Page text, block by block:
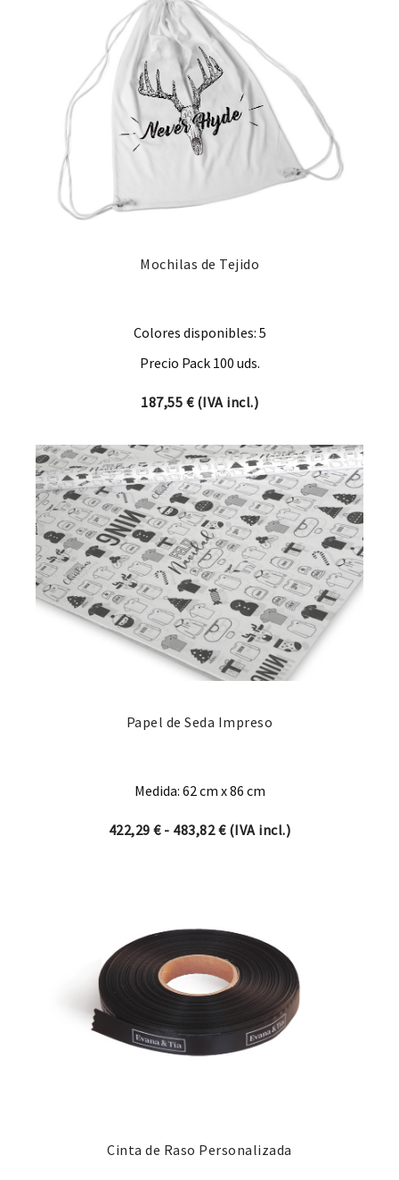
Mochilas de Tejido
Colores disponibles: 5
Precio Pack 100 uds.
187,55 €(IVA incl.)
Papel de Seda Impreso
Medida: 62 cm x 86 cm
422,29€ - 483,82€Rango de precios: desde
(IVA incl.)
Cinta de Raso Personalizada